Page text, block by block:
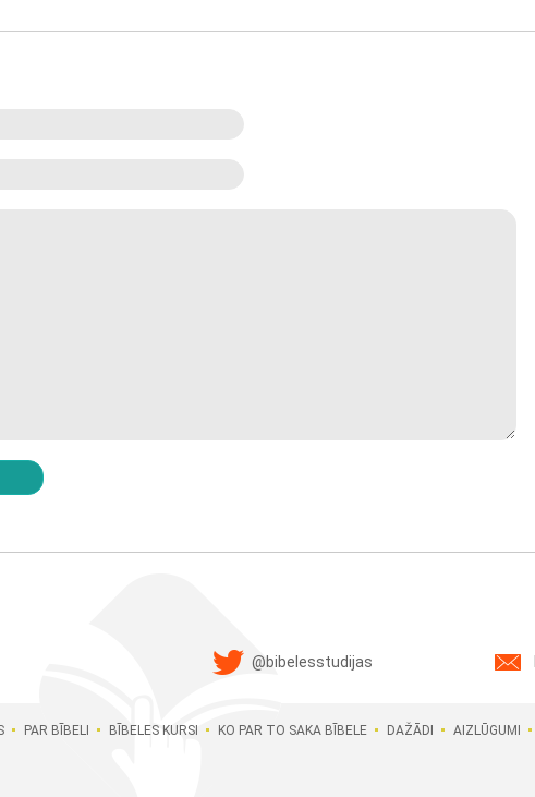
@bibelesstudijas
PAR BĪBELI BĪBELES KURSI KO PAR TO SAKA BĪBELE DAŽĀDI AIZLŪGUMI